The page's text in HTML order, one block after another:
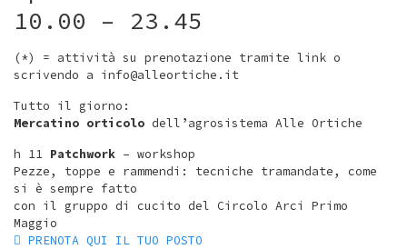
10.00 – 23.45
(*) = attività su prenotazione tramite link o
scrivendo a info@alleortiche.it
Tutto il giorno:
Mercatino orticolo dell’agrosistema Alle Ortiche
h 11 Patchwork – workshop
Pezze, toppe e rammendi: tecniche tramandate, come
si è sempre fatto
con il gruppo di cucito del Circolo Arci Primo
Maggio
︎︎︎ PRENOTA QUI IL TUO POSTO